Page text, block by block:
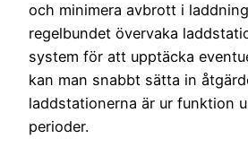
och minimera avbrott i
regelbundet övervaka
system för att upptäcka
kan man snabbt sätta in
laddstationerna är ur funktion
perioder.